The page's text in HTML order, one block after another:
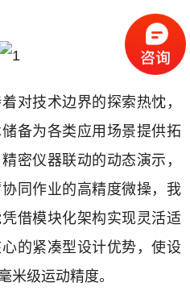
技术边界的探索热忱，
备为各类应用场景提供拓
密仪器联动的动态演示，
同作业的高精度微操，我
借模块化架构实现灵活适
的紧凑型设计优势，使设
米级运动精度。